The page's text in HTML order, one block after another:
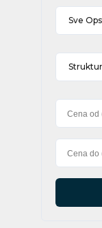
Sve